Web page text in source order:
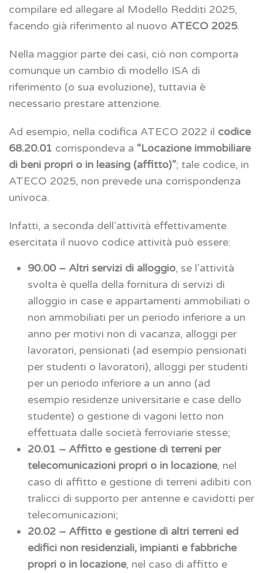
compilare ed allegare al Modello Redditi 2025,
facendo già riferimento al nuovo ATECO 2025.
Nella maggior parte dei casi, ciò non comporta
comunque un cambio di modello ISA di
riferimento (o sua evoluzione), tuttavia è
necessario prestare attenzione.
Ad esempio, nella codifica ATECO 2022 il codice
68.20.01 corrispondeva a “Locazione immobiliare
di beni propri o in leasing (affitto)”; tale codice, in
ATECO 2025, non prevede una corrispondenza
univoca.
Infatti, a seconda dell’attività effettivamente
esercitata il nuovo codice attività può essere:
90.00 – Altri servizi di alloggio, se l’attività
svolta è quella della fornitura di servizi di
alloggio in case e appartamenti ammobiliati o
non ammobiliati per un periodo inferiore a un
anno per motivi non di vacanza, alloggi per
lavoratori, pensionati (ad esempio pensionati
per studenti o lavoratori), alloggi per studenti
per un periodo inferiore a un anno (ad
esempio residenze universitarie e case dello
studente) o gestione di vagoni letto non
effettuata dalle società ferroviarie stesse;
20.01 – Affitto e gestione di terreni per
telecomunicazioni propri o in locazione, nel
caso di affitto e gestione di terreni adibiti con
tralicci di supporto per antenne e cavidotti per
telecomunicazioni;
20.02 – Affitto e gestione di altri terreni ed
edifici non residenziali, impianti e fabbriche
propri o in locazione, nel caso di affitto e